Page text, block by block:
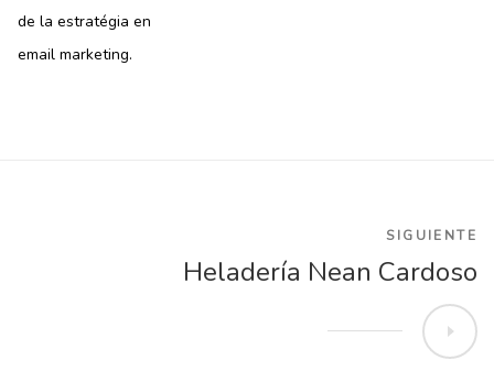
de la estratégia en
email marketing.
SIGUIENTE
Heladería Nean Cardoso